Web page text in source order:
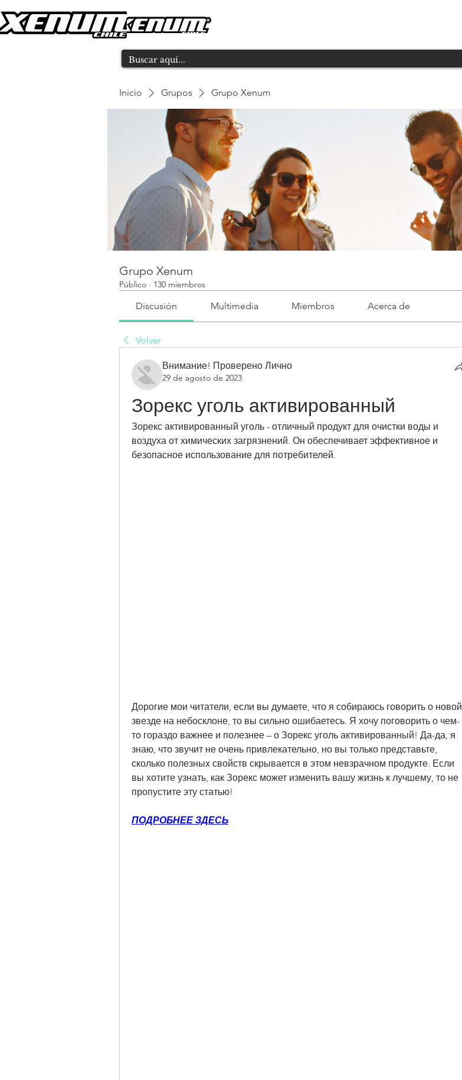
Inicio Grupos Grupo Xenum
Grupo Xenum
Público · 130 miembros
Discusión Multimedia Miembros Acerca de
Volver
Внимание! Проверено Лично
29 de agosto de 2023
Зорекс уголь активированный
Зорекс активированный уголь - отличный продукт для очистки воды и
воздуха от химических загрязнений. Он обеспечивает эффективное и
безопасное использование для потребителей.
Дорогие мои читатели, если вы думаете, что я собираюсь говорить о новой
звезде на небосклоне, то вы сильно ошибаетесь. Я хочу поговорить о чем-
то гораздо важнее и полезнее – о Зорекс уголь активированный! Да-да, я
знаю, что звучит не очень привлекательно, но вы только представьте,
сколько полезных свойств скрывается в этом невзрачном продукте. Если
вы хотите узнать, как Зорекс может изменить вашу жизнь к лучшему, то не
пропустите эту статью!
ПОДРОБНЕЕ ЗДЕСЬ